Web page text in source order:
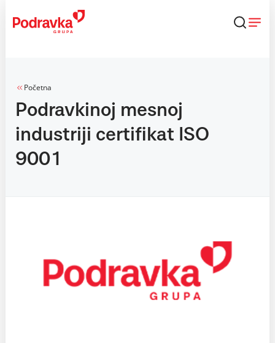
content
Početna
Podravkinoj mesnoj
industriji certifikat ISO
9001